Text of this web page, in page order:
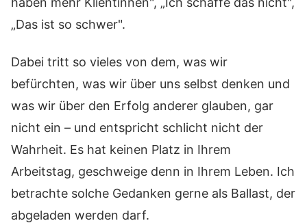
„Das ist so schwer".
Dabei tritt so vieles von dem, was wir
befürchten, was wir über uns selbst denken und
was wir über den Erfolg anderer glauben, gar
nicht ein – und entspricht schlicht nicht der
Wahrheit. Es hat keinen Platz in Ihrem
Arbeitstag, geschweige denn in Ihrem Leben. Ich
betrachte solche Gedanken gerne als Ballast, der
abgeladen werden darf.